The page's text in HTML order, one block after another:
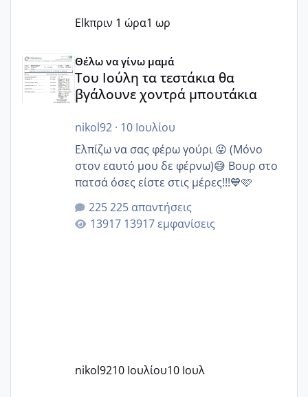
Elkπριν 1 ώρα1 ωρ
Θέλω να γίνω μαμά
Του Ιούλη τα τεστάκια θα
βγάλουνε χοντρά μπουτάκια
nikol92· 10 Ιουλίου
Ελπίζω να σας φέρω γούρι 😜 (Μόνο
στον εαυτό μου δε φέρνω)😅 Βουρ στο
πατσά όσες είστε στις μέρες!!!💙🩷
225 απαντήσεις
13917 εμφανίσεις
nikol9210 Ιουλίου10 Ιουλ